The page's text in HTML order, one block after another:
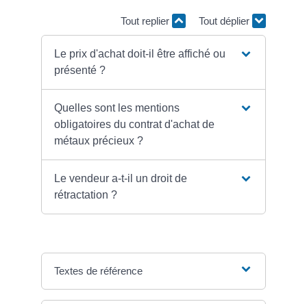
Tout replier Tout déplier
Le prix d'achat doit-il être affiché ou
présenté ?
Quelles sont les mentions
obligatoires du contrat d'achat de
métaux précieux ?
Le vendeur a-t-il un droit de
rétractation ?
Textes de référence